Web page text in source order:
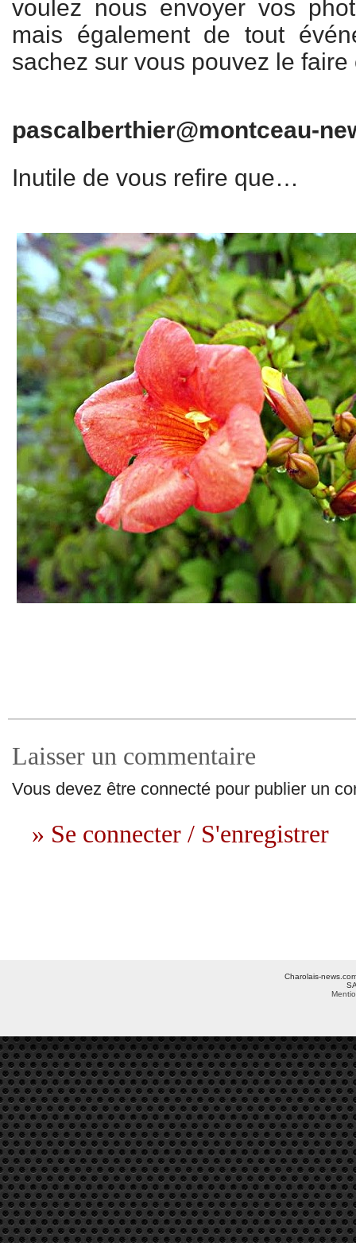
voulez nous envoyer vos
mais également de tout
sachez sur vous pouvez le
pascalberthier@montceau-
Inutile de vous refire que…
Laisser un commentaire
Vous devez être connecté pour publier un
» Se connecter / S'enregistrer
Charolais-